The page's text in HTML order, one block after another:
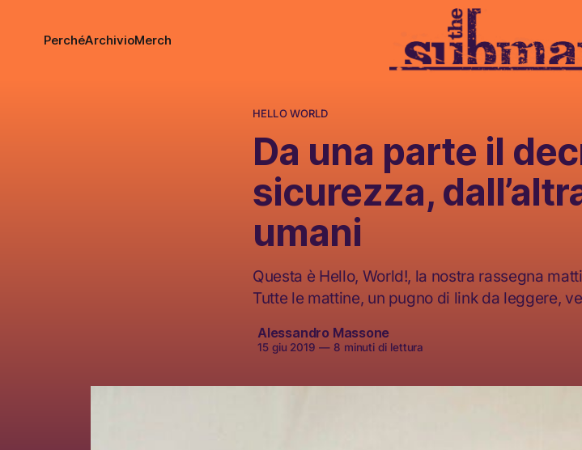
PerchéArchivioMerch
HELLO WORLD
Da una parte il
sicurezza,
umani
Questa è Hello, World!, la nostra rassegna
Tutte le mattine, un pugno di link da leggere,
Alessandro Massone
15 giu 2019 —8 minuti di lettura